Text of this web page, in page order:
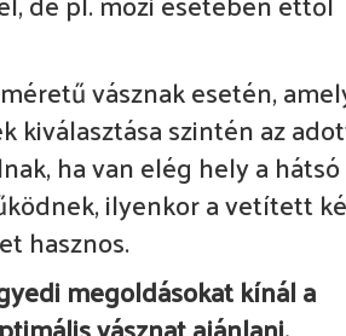
vásznak esetén,
kiválasztása szintén az
ha van elég hely a hátsó
ilyenkor a vetített
hasznos.
megoldásokat kínál a